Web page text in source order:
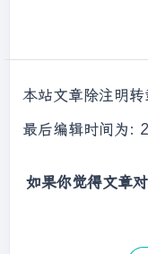
最后编辑时间为:
如果你觉得文章